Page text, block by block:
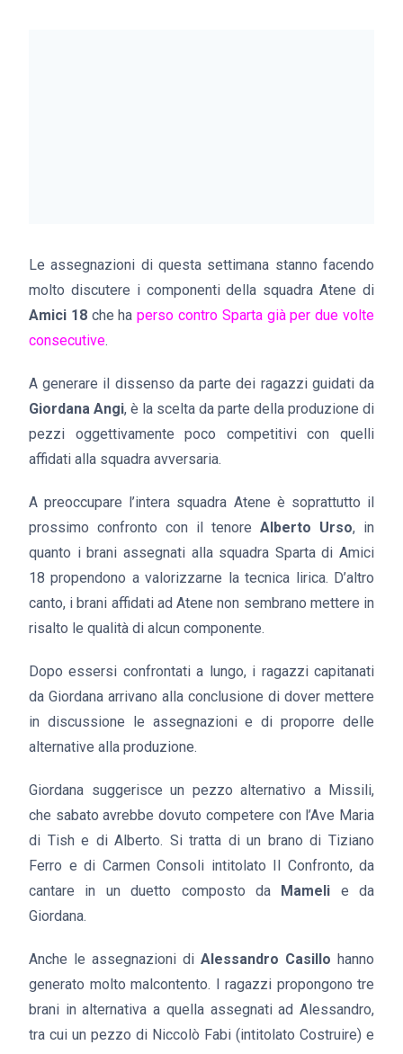
Le assegnazioni di questa settimana stanno facendo
molto discutere i componenti della squadra Atene di
Amici 18che haperso contro Sparta già per due volte
consecutive.
A generare il dissenso da parte dei ragazzi guidati da
Giordana Angi, è la scelta da parte della produzione di
pezzi oggettivamente poco competitivi con quelli
affidati alla squadra avversaria.
A preoccupare l’intera squadra Atene è soprattutto il
prossimo confronto con il tenore Alberto Urso, in
quanto i brani assegnati alla squadra Sparta di Amici
18 propendono a valorizzarne la tecnica lirica. D’altro
canto, i brani affidati ad Atene non sembrano mettere in
risalto le qualità di alcun componente.
Dopo essersi confrontati a lungo, i ragazzi capitanati
da Giordana arrivano alla conclusione di dover mettere
in discussione le assegnazioni e di proporre delle
alternative alla produzione.
Giordana suggerisce un pezzo alternativo a Missili,
che sabato avrebbe dovuto competere con l’Ave Maria
di Tish e di Alberto. Si tratta di un brano di Tiziano
Ferro e di Carmen Consoli intitolato Il Confronto, da
cantare in un duetto composto da Mameli e da
Giordana.
Anche le assegnazioni di Alessandro Casillo hanno
generato molto malcontento. I ragazzi propongono tre
brani in alternativa a quella assegnati ad Alessandro,
tra cui un pezzo di Niccolò Fabi (intitolato Costruire) e